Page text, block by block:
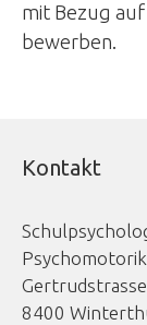
mit Bezug
bewerben.
Kontakt
8400